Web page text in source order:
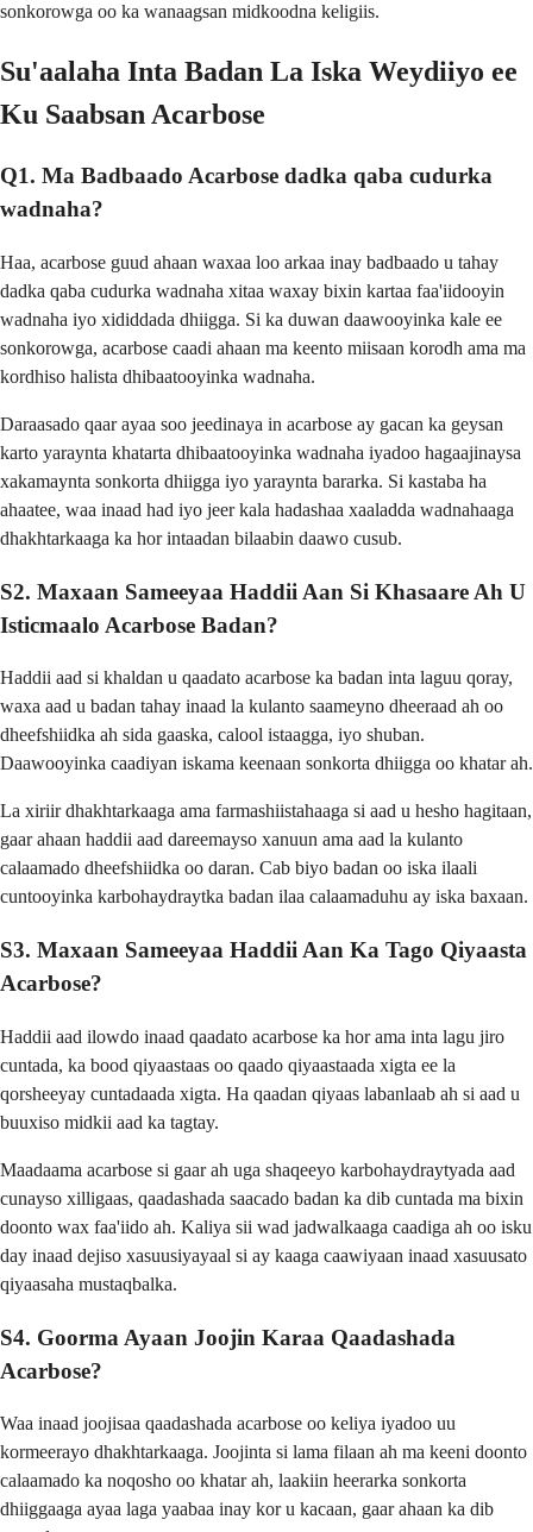
sonkorowga oo ka wanaagsan midkoodna keligiis.
Su'aalaha Inta Badan La Iska Weydiiyo ee
Ku Saabsan Acarbose
Q1. Ma Badbaado Acarbose dadka qaba cudurka
wadnaha?
Haa, acarbose guud ahaan waxaa loo arkaa inay badbaado u tahay
dadka qaba cudurka wadnaha xitaa waxay bixin kartaa faa'iidooyin
wadnaha iyo xididdada dhiigga. Si ka duwan daawooyinka kale ee
sonkorowga, acarbose caadi ahaan ma keento miisaan korodh ama ma
kordhiso halista dhibaatooyinka wadnaha.
Daraasado qaar ayaa soo jeedinaya in acarbose ay gacan ka geysan
karto yaraynta khatarta dhibaatooyinka wadnaha iyadoo hagaajinaysa
xakamaynta sonkorta dhiigga iyo yaraynta bararka. Si kastaba ha
ahaatee, waa inaad had iyo jeer kala hadashaa xaaladda wadnahaaga
dhakhtarkaaga ka hor intaadan bilaabin daawo cusub.
S2. Maxaan Sameeyaa Haddii Aan Si Khasaare Ah U
Isticmaalo Acarbose Badan?
Haddii aad si khaldan u qaadato acarbose ka badan inta laguu qoray,
waxa aad u badan tahay inaad la kulanto saameyno dheeraad ah oo
dheefshiidka ah sida gaaska, calool istaagga, iyo shuban.
Daawooyinka caadiyan iskama keenaan sonkorta dhiigga oo khatar ah.
La xiriir dhakhtarkaaga ama farmashiistahaaga si aad u hesho hagitaan,
gaar ahaan haddii aad dareemayso xanuun ama aad la kulanto
calaamado dheefshiidka oo daran. Cab biyo badan oo iska ilaali
cuntooyinka karbohaydraytka badan ilaa calaamaduhu ay iska baxaan.
S3. Maxaan Sameeyaa Haddii Aan Ka Tago Qiyaasta
Acarbose?
Haddii aad ilowdo inaad qaadato acarbose ka hor ama inta lagu jiro
cuntada, ka bood qiyaastaas oo qaado qiyaastaada xigta ee la
qorsheeyay cuntadaada xigta. Ha qaadan qiyaas labanlaab ah si aad u
buuxiso midkii aad ka tagtay.
Maadaama acarbose si gaar ah uga shaqeeyo karbohaydraytyada aad
cunayso xilligaas, qaadashada saacado badan ka dib cuntada ma bixin
doonto wax faa'iido ah. Kaliya sii wad jadwalkaaga caadiga ah oo isku
day inaad dejiso xasuusiyayaal si ay kaaga caawiyaan inaad xasuusato
qiyaasaha mustaqbalka.
S4. Goorma Ayaan Joojin Karaa Qaadashada
Acarbose?
Waa inaad joojisaa qaadashada acarbose oo keliya iyadoo uu
kormeerayo dhakhtarkaaga. Joojinta si lama filaan ah ma keeni doonto
calaamado ka noqosho oo khatar ah, laakiin heerarka sonkorta
dhiiggaaga ayaa laga yaabaa inay kor u kacaan, gaar ahaan ka dib